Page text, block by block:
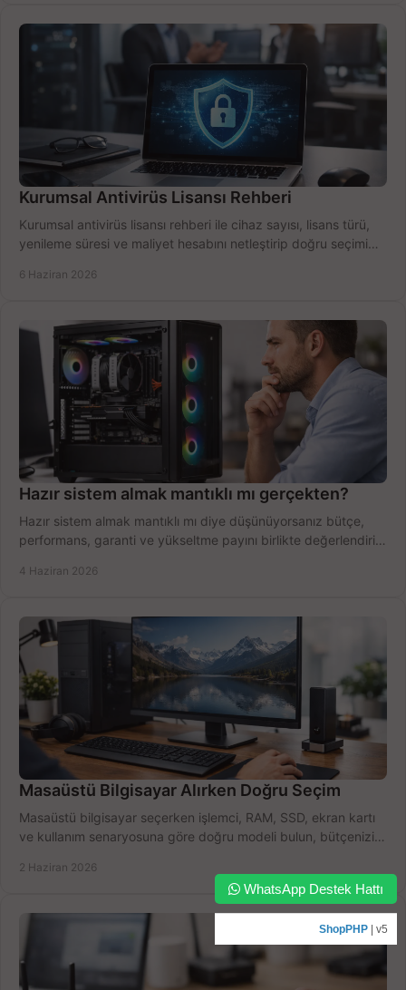
Kurumsal Antivirüs Lisansı Rehberi
Kurumsal antivirüs lisansı rehberi ile cihaz sayısı, lisans türü,
yenileme süresi ve maliyet hesabını netleştirip doğru seçimi
6 Haziran 2026
Hazır sistem almak mantıklı mı gerçekten?
Hazır sistem almak mantıklı mı diye düşünüyorsanız bütçe,
performans, garanti ve yükseltme payını birlikte değerlendirin,
4 Haziran 2026
Masaüstü Bilgisayar Alırken Doğru Seçim
Masaüstü bilgisayar seçerken işlemci, RAM, SSD, ekran kartı
ve kullanım senaryosuna göre doğru modeli bulun, bütçenizi
2 Haziran 2026
WhatsApp Destek Hattı
ShopPHP | v5